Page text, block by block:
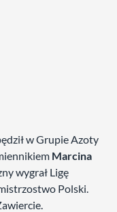
w Grupie Azoty
Marcina
wygrał Ligę
Polski.